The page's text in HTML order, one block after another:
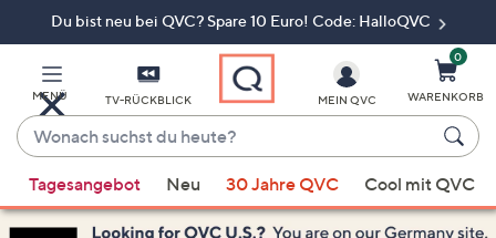
Du bist neu bei QVC? Spare 10 Euro! Code: HalloQVC
MENÜ TV-RÜCKBLICK
Wonach
suchst
du
heute?
Vorschläge
verfügbar
MEIN QVC
0
WARENKORB
Tagesangebot Neu 30 Jahre QVC Cool mit QVC